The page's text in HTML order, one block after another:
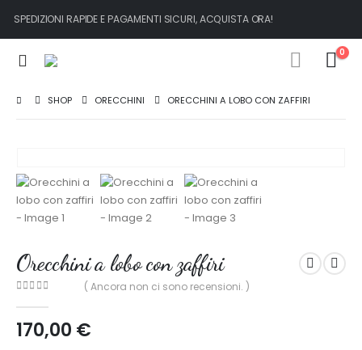
SPEDIZIONI RAPIDE E PAGAMENTI SICURI, ACQUISTA ORA!
0
SHOP ORECCHINI ORECCHINI A LOBO CON ZAFFIRI
Orecchini a lobo con zaffiri
( Ancora non ci sono recensioni. )
170,00 €